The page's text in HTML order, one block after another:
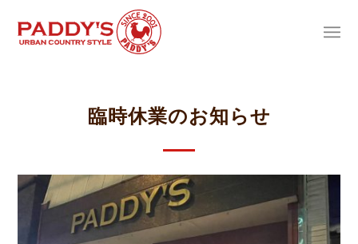
臨時休業のお知らせ